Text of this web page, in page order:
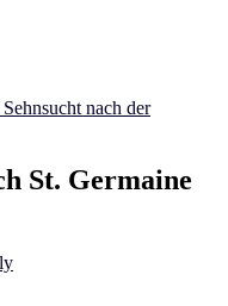
nach der
St. Germaine